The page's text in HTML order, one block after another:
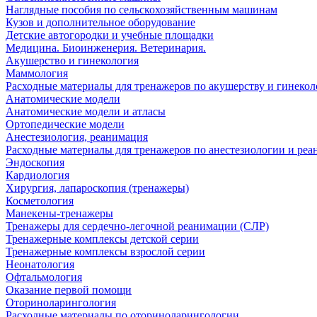
Наглядные пособия по сельскохозяйственным машинам
Кузов и дополнительное оборудование
Детские автогородки и учебные площадки
Медицина. Биоинженерия. Ветеринария.
Акушерство и гинекология
Маммология
Расходные материалы для тренажеров по акушерству и
Анатомические модели
Анатомические модели и атласы
Ортопедические модели
Анестезиология, реанимация
Расходные материалы для тренажеров по анестезиологии и
Эндоскопия
Кардиология
Хирургия, лапароскопия (тренажеры)
Косметология
Манекены-тренажеры
Тренажеры для сердечно-легочной реанимации (СЛР)
Тренажерные комплексы детской серии
Тренажерные комплексы взрослой серии
Неонатология
Офтальмология
Оказание первой помощи
Оториноларингология